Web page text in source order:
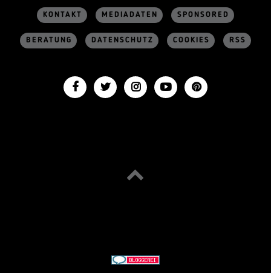
KONTAKT MEDIADATEN SPONSORED
BERATUNG DATENSCHUTZ COOKIES RSS